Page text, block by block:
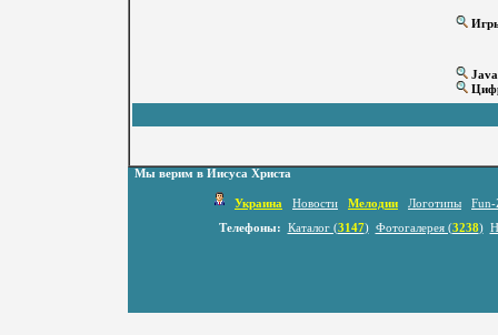
Java
Мы верим в Иисуса Христа
Украина Новости Мелодии Логотипы
Fun-
Телефоны:
Каталог (3147) Фотогалерея (3238)